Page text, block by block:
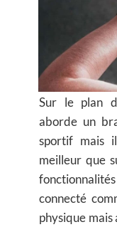
Sur le plan
aborde un
sportif mais
meilleur que
connecté
physique